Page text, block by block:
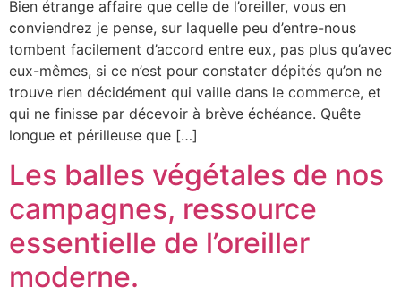
Bien étrange affaire que celle de l’oreiller, vous en
conviendrez je pense, sur laquelle peu d’entre-nous
tombent facilement d’accord entre eux, pas plus qu’avec
eux-mêmes, si ce n’est pour constater dépités qu’on ne
trouve rien décidément qui vaille dans le commerce, et
qui ne finisse par décevoir à brève échéance. Quête
longue et périlleuse que […]
Les balles végétales de nos
campagnes, ressource
essentielle de l’oreiller
moderne.